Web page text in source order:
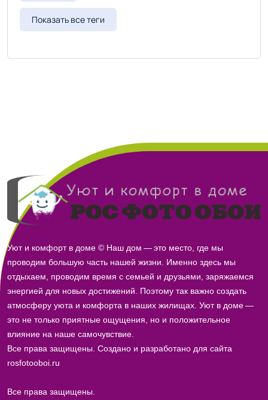
lenvestorg.ru
Показать все теги
Уют и комфорт в доме © Наш дом — это место, где мы
проводим большую часть нашей жизни. Именно здесь мы
отдыхаем, проводим время с семьей и друзьями, заряжаемся
энергией для новых достижений. Поэтому так важно создать
атмосферу уюта и комфорта в наших жилищах. Уют в доме —
это не только приятные ощущения, но и положительное
влияние на наше самочувствие.
Все права защищены. Создано и разработано для сайта
rosfotooboi.ru
Все права защищены.